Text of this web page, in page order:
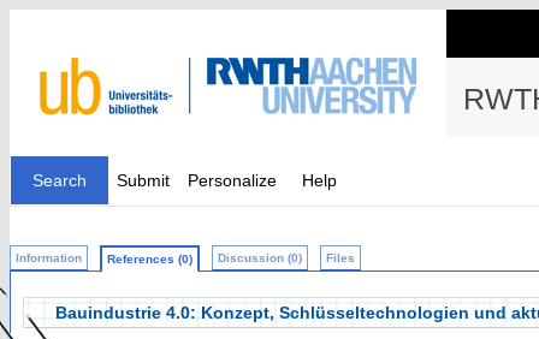
Search Submit Personalize Help
Information References (0) Discussion (0) Files
Bauindustrie 4.0: Konzept, Schlüsseltechnologien und